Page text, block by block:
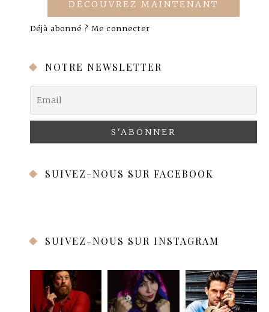
DÉCOUVREZ MAINTENANT
Déjà abonné ? Me connecter
NOTRE NEWSLETTER
SUIVEZ-NOUS SUR FACEBOOK
SUIVEZ-NOUS SUR INSTAGRAM